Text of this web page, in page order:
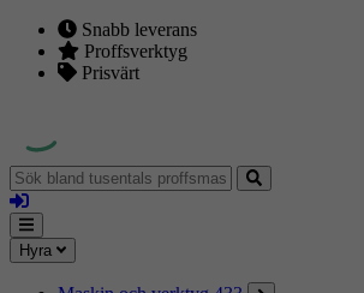
Snabb leverans
Proffsverktyg
Prisvärt
Sök
bland
tusentals
proffsmaskiner
Logga
in
Mina
sidor
Meny
Hyra